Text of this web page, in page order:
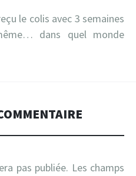
le colis avec 3 semaines
dans quel monde
pas publiée. Les champs